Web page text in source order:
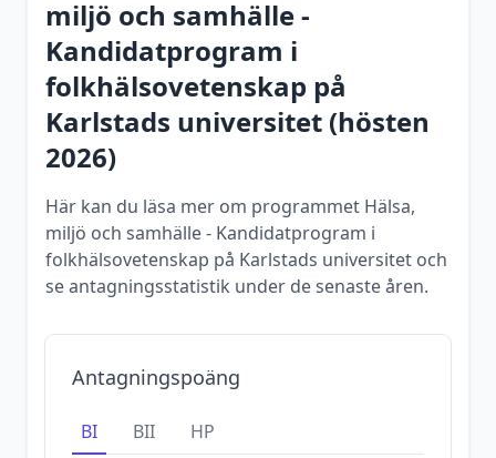
miljö och samhälle -
Kandidatprogram i
folkhälsovetenskap på
Karlstads universitet (hösten
2026)
Här kan du läsa mer om programmet Hälsa,
miljö och samhälle - Kandidatprogram i
folkhälsovetenskap på Karlstads universitet och
se antagningsstatistik under de senaste åren.
Antagningspoäng
BI BII HP